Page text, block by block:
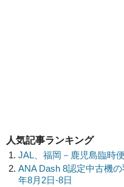
人気記事ランキング
JAL、福岡－鹿児島臨時
ANA Dash 8認定中古機
年8月2日-8日